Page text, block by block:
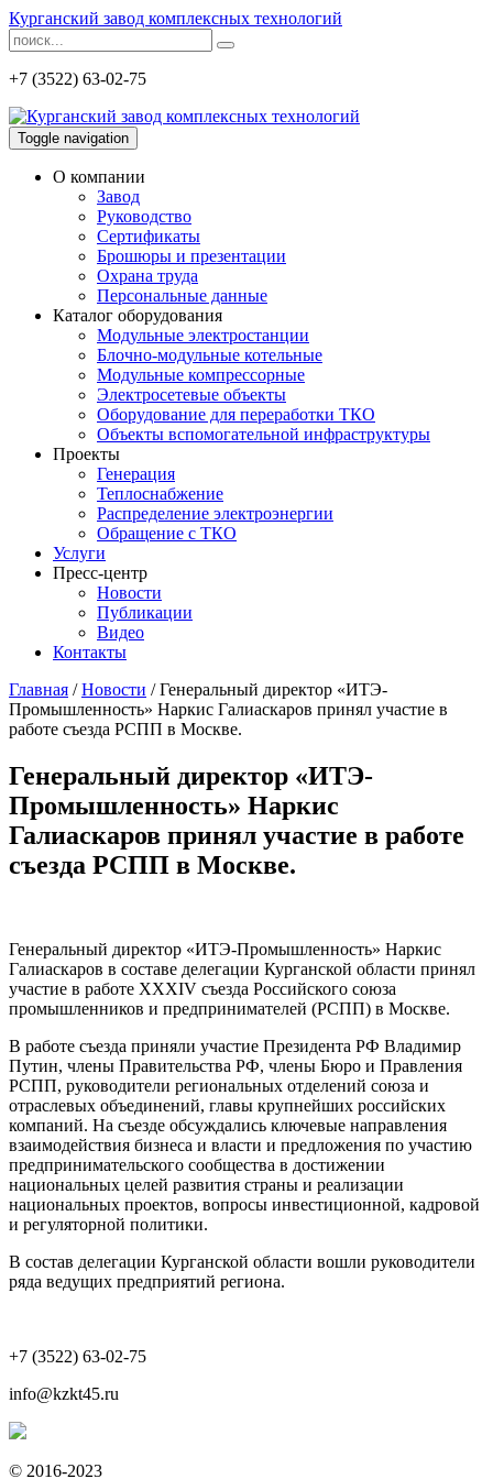
Курганский завод комплексных технологий
+7 (3522) 63-02-75
Toggle navigation
О компании
Завод
Руководство
Сертификаты
Брошюры и презентации
Охрана труда
Персональные данные
Каталог оборудования
Модульные электростанции
Блочно-модульные котельные
Модульные компрессорные
Электросетевые объекты
Оборудование для переработки ТКО
Объекты вспомогательной инфраструктуры
Проекты
Генерация
Теплоснабжение
Распределение электроэнергии
Обращение с ТКО
Услуги
Пресс-центр
Новости
Публикации
Видео
Контакты
Главная / Новости / Генеральный директор «ИТЭ-
Промышленность» Наркис Галиаскаров принял участие в
работе съезда РСПП в Москве.
Генеральный директор «ИТЭ-
Промышленность» Наркис
Галиаскаров принял участие в работе
съезда РСПП в Москве.
Генеральный директор «ИТЭ-Промышленность» Наркис
Галиаскаров в составе делегации Курганской области принял
участие в работе XXXIV съезда Российского союза
промышленников и предпринимателей (РСПП) в Москве.
В работе съезда приняли участие Президента РФ Владимир
Путин, члены Правительства РФ, члены Бюро и Правления
РСПП, руководители региональных отделений союза и
отраслевых объединений, главы крупнейших российских
компаний. На съезде обсуждались ключевые направления
взаимодействия бизнеса и власти и предложения по участию
предпринимательского сообщества в достижении
национальных целей развития страны и реализации
национальных проектов, вопросы инвестиционной, кадровой
и регуляторной политики.
В состав делегации Курганской области вошли руководители
ряда ведущих предприятий региона.
+7 (3522) 63-02-75
info@kzkt45.ru
© 2016-2023